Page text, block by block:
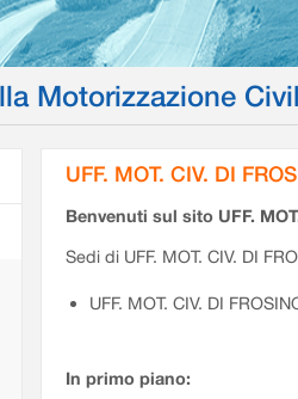
Motorizzazione
UFF. MOT. CIV. DI
Benvenuti sul sito UFF.
Sedi di UFF. MOT. CIV. DI
UFF. MOT. CIV. DI
In primo piano: